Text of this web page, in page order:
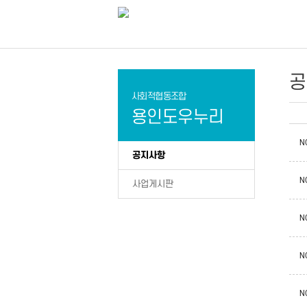
사회적협동조합
용인도우누리
공지사항
사업게시판